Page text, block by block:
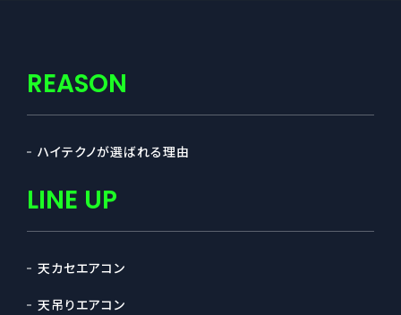
REASON
ハイテクノが選ばれる理由
LINE UP
天カセエアコン
天吊りエアコン